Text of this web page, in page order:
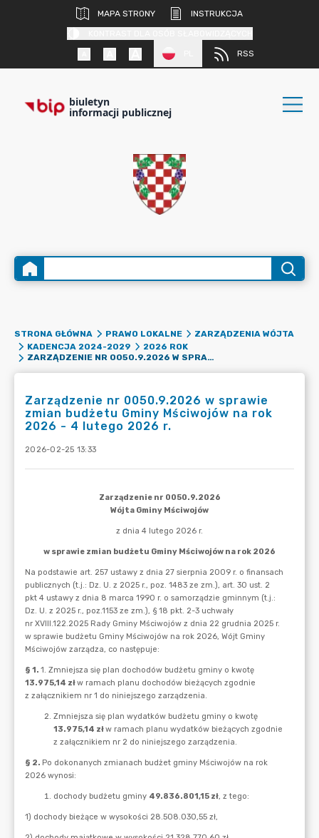
MAPA STRONY
INSTRUKCJA
RSS
biuletyn
informacji publicznej
STRONA GŁÓWNA PRAWO LOKALNE
ZARZĄDZENIA WÓJTA
KADENCJA 2024-2029
2026 ROK
ZARZĄDZENIE NR 0050.9.2026 W SPRAWIE ZMIAN BUDŻETU GMINY MŚCIWOJÓW NA ROK 2026 - 4 LUTEGO 2026 R.
Zarządzenie nr 0050.9.2026 w sprawie
zmian budżetu Gminy Mściwojów na rok
2026 - 4 lutego 2026 r.
2026-02-25 13:33